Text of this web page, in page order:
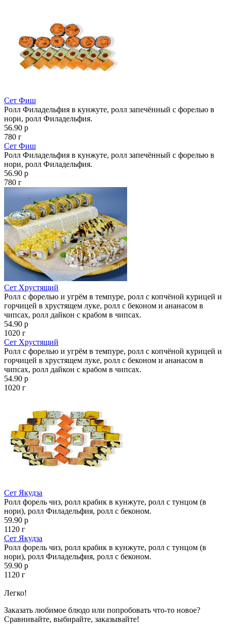
Сет Фиш
Ролл Филадельфия в кунжуте, ролл запечённый с форелью в
нори, ролл Филадельфия.
56.90 р
780 г
Сет Фиш
Ролл Филадельфия в кунжуте, ролл запечённый с форелью в
нори, ролл Филадельфия.
56.90 р
780 г
Сет Хрустящий
Ролл с форелью и угрём в темпуре, ролл с копчёной курицей и
горчицей в хрустящем луке, ролл с беконом и ананасом в
чипсах, ролл дайкон с крабом в чипсах.
54.90 р
1020 г
Сет Хрустящий
Ролл с форелью и угрём в темпуре, ролл с копчёной курицей и
горчицей в хрустящем луке, ролл с беконом и ананасом в
чипсах, ролл дайкон с крабом в чипсах.
54.90 р
1020 г
Сет Якудза
Ролл форель чиз, ролл крабик в кунжуте, ролл с тунцом (в
нори), ролл Филадельфия, ролл с беконом.
59.90 р
1120 г
Сет Якудза
Ролл форель чиз, ролл крабик в кунжуте, ролл с тунцом (в
нори), ролл Филадельфия, ролл с беконом.
59.90 р
1120 г
Легко!
Заказать любимое блюдо или попробовать что-то новое?
Сравнивайте, выбирайте, заказывайте!